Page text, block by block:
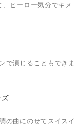
ヒーロー気分でキメ
で演じることもできま
の曲にのせてスイスイ